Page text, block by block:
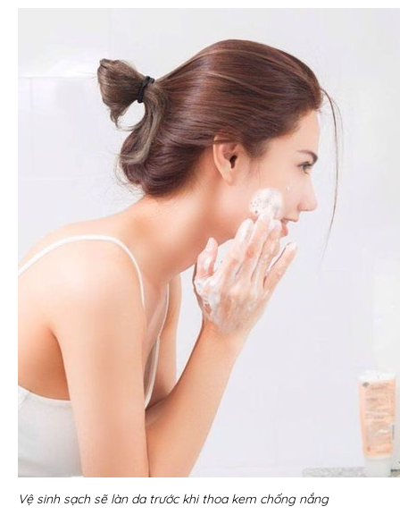
Vệ sinh sạch sẽ làn da trước khi thoa kem chống nắng